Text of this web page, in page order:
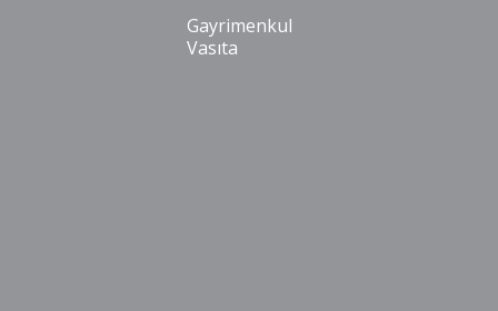
Gayrimenkul
Vasıta